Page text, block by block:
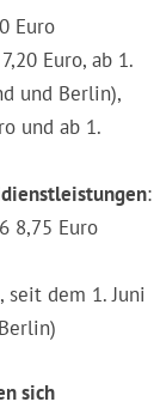
Euro
Euro, ab 1.
und Berlin),
und ab 1.
:
8,75 Euro
seit dem 1. Juni
sich